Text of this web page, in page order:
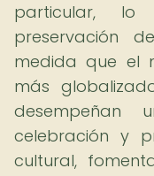
particular,
preservación
medida que el
más
celebración y
cultural,